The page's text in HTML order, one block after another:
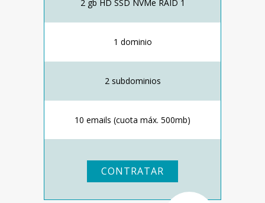
2 gb HD SSD NVMe RAID 1
1 dominio
2 subdominios
10 emails (cuota máx. 500mb)
CONTRATAR